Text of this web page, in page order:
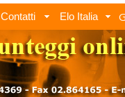
Contatti Elo Italia